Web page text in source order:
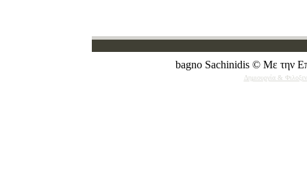
bagno Sachinidis© Με την
Δημιουργία &